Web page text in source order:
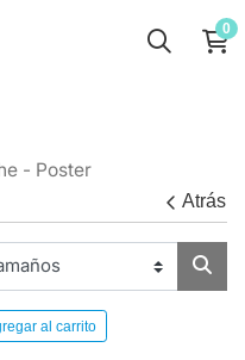
0
- Poster
Atrás
al carrito